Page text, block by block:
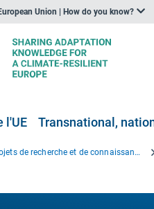
Union | How do you know?
l'UE Transnational,
Projets de recherche et de connaissance